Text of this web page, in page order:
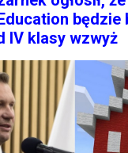
będzie
IV klasy wzwyż